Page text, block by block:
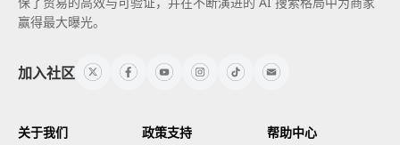
赢得最大曝光。
加入社区
关于我们 政策支持 帮助中心